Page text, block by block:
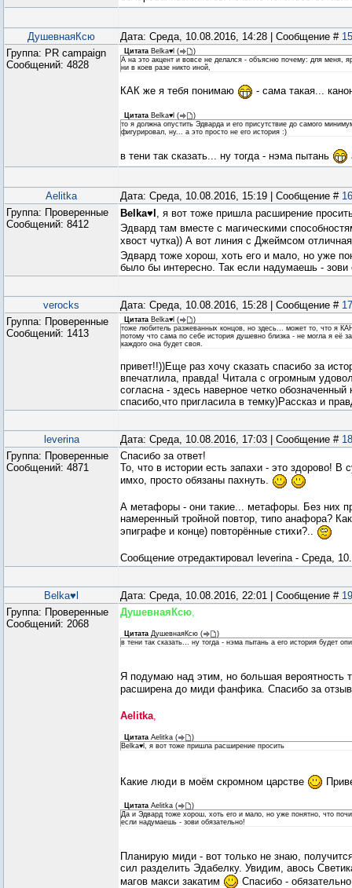
ДушевнаяКсю Дата: Среда, 10.08.2016, 14:28 | Сообщение # 15
Группа: PR campaign
Сообщений: 4828
Цитата Belka♥l (
)
А на это акцент и вовсе не делался - объясню почему: для меня,
ни в коев разе никто иной,
КАК же я тебя понимаю - сама такая...
Цитата Belka♥l (
)
то я должна опустить Эдварда и его присутствие до самого
фигурировал, ну... а это просто не его история :)
в тени так сказать... ну тогда - нэма пытань
Aelitka Дата: Среда, 10.08.2016, 15:19 | Сообщение # 16
Группа: Проверенные
Сообщений: 8412
Belka♥l , я вот тоже пришла расширение
Эдвард там вместе с магическими
хвост чутка)) А вот линия с Джеймсом
Эдвард тоже хорош, хоть его и мало, но уже
было бы интересно. Так если надумаешь - зови
verocks Дата: Среда, 10.08.2016, 15:28 | Сообщение # 17
Группа: Проверенные
Сообщений: 1413
Цитата Belka♥l (
)
тоже любитель разжеванных концов, но здесь... может то, что
потому что сама по себе история душевно близка - не могла я её
каждого она будет своя.
привет!!))Еще раз хочу сказать спасибо за
впечатлила, правда! Читала с огромным
согласна - здесь наверное четко обозначенный
спасибо,что пригласила в темку)Рассказ и
leverina Дата: Среда, 10.08.2016, 17:03 | Сообщение # 18
Группа: Проверенные
Сообщений: 4871
Спасибо за ответ!
То, что в истории есть запахи - это здорово!
имхо, просто обязаны пахнуть.
А метафоры - они такие... метафоры. Без них
намеренный тройной повтор, типо анафора?
эпиграфе и конце) повторённые стихи?..
Сообщение отредактировал leverina- Среда,
Belka♥l Дата: Среда, 10.08.2016, 22:01 | Сообщение # 19
Группа: Проверенные
Сообщений: 2068
ДушевнаяКсю,
Цитата ДушевнаяКсю (
)
в тени так сказать... ну тогда - нэма пытань а его история будет
Я подумаю над этим, но большая вероятность
расширена до миди фанфика. Спасибо за
Aelitka,
Цитата Aelitka (
)
Belka♥l, я вот тоже пришла расширение просить
Какие люди в моём скромном царстве
Цитата Aelitka (
)
Да и Эдвард тоже хорош, хоть его и мало, но уже понятно, что
если надумаешь - зови обязательно!
Планирую миди - вот только не знаю,
сил разделить Эдабелку. Увидим, авось
магов макси закатим
Спасибо -